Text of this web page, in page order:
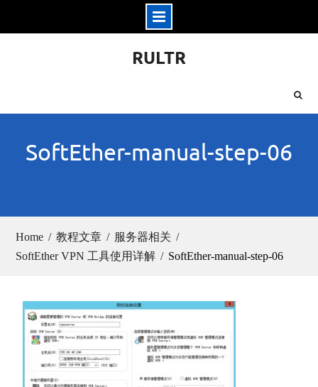
RULTR
SoftEther-manual-step-06
Home 教程文章
服务器相关
SoftEther VPN 工具使用详解
SoftEther-manual-step-06